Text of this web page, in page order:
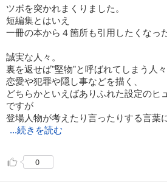
ツボを突かれまくりました。
短編集とはいえ
一冊の本から４箇所も引用したくなっ
誠実な人々。
裏を返せば”堅物”と呼ばれてしまう人
恋愛や犯罪や隠し事などを描く、
どちらかといえばありふれた設定のヒ
ですが
登場人物が考えたり言ったりする言葉
...続きを読む
0